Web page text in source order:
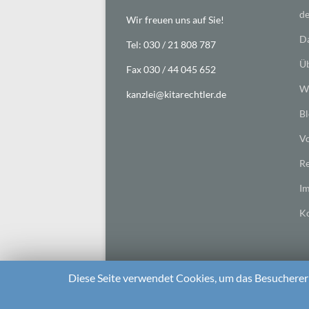
Wir freuen uns auf Sie!
Tel: 030 / 21 808 787
Fax 030 / 44 045 652
kanzlei@kitarechtler.de
Diese Seite verwendet Cookies, um das